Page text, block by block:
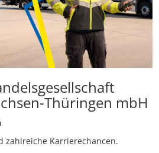
Thüringen mbH
zahlreiche Karrierechancen.